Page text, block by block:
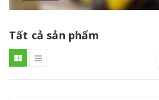
Tất cả sản phẩm